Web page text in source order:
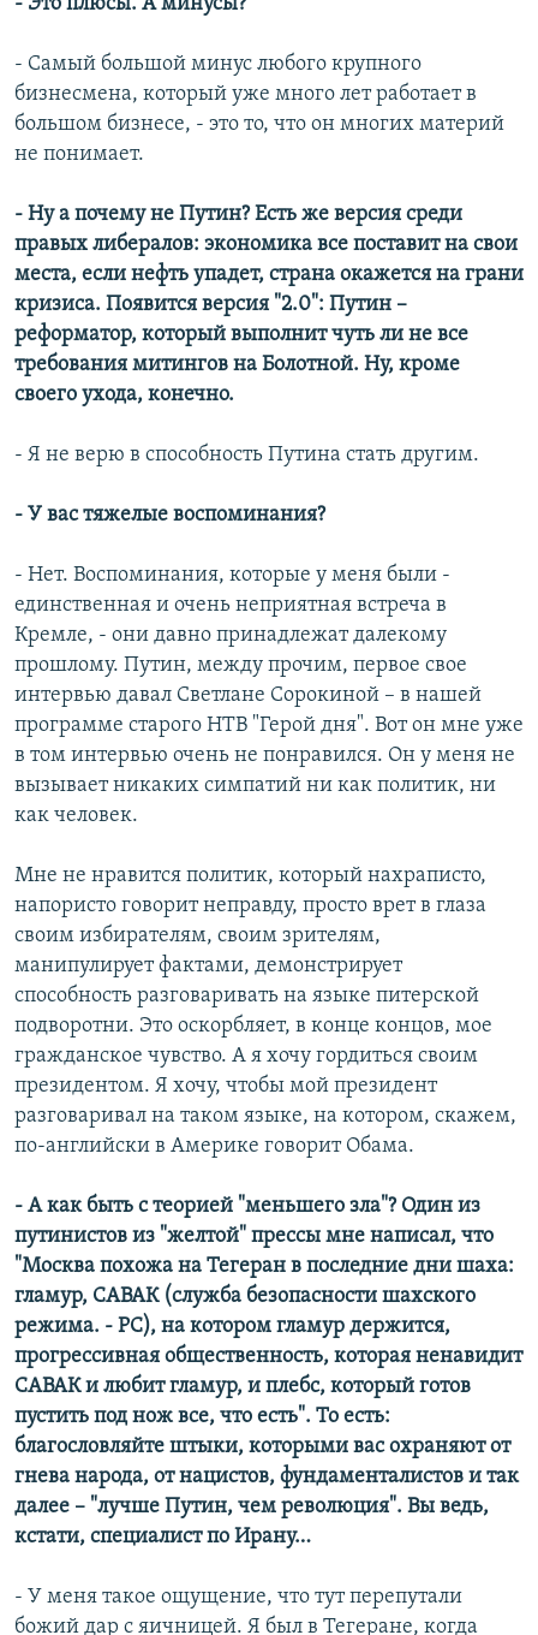
- Это плюсы. А минусы?
- Самый большой минус любого крупного
бизнесмена, который уже много лет работает в
большом бизнесе, - это то, что он многих материй
не понимает.
- Ну а почему не Путин? Есть же версия среди
правых либералов: экономика все поставит на свои
места, если нефть упадет, страна окажется на грани
кризиса. Появится версия "2.0": Путин –
реформатор, который выполнит чуть ли не все
требования митингов на Болотной. Ну, кроме
своего ухода, конечно.
- Я не верю в способность Путина стать другим.
- У вас тяжелые воспоминания?
- Нет. Воспоминания, которые у меня были -
единственная и очень неприятная встреча в
Кремле, - они давно принадлежат далекому
прошлому. Путин, между прочим, первое свое
интервью давал Светлане Сорокиной – в нашей
программе старого НТВ "Герой дня". Вот он мне уже
в том интервью очень не понравился. Он у меня не
вызывает никаких симпатий ни как политик, ни
как человек.
Мне не нравится политик, который нахраписто,
напористо говорит неправду, просто врет в глаза
своим избирателям, своим зрителям,
манипулирует фактами, демонстрирует
способность разговаривать на языке питерской
подворотни. Это оскорбляет, в конце концов, мое
гражданское чувство. А я хочу гордиться своим
президентом. Я хочу, чтобы мой президент
разговаривал на таком языке, на котором, скажем,
по-английски в Америке говорит Обама.
- А как быть с теорией "меньшего зла"? Один из
путинистов из "желтой" прессы мне написал, что
"Москва похожа на Тегеран в последние дни шаха:
гламур, САВАК (служба безопасности шахского
режима. - РС), на котором гламур держится,
прогрессивная общественность, которая ненавидит
САВАК и любит гламур, и плебс, который готов
пустить под нож все, что есть". То есть:
благословляйте штыки, которыми вас охраняют от
гнева народа, от нацистов, фундаменталистов и так
далее – "лучше Путин, чем революция". Вы ведь,
кстати, специалист по Ирану…
- У меня такое ощущение, что тут перепутали
божий дар с яичницей. Я был в Тегеране, когда